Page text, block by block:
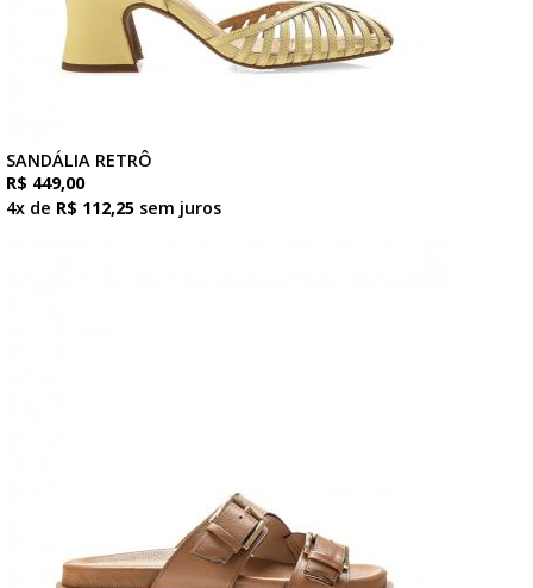
SANDÁLIA RETRÔ
R$ 449,00
4x de R$ 112,25 sem juros